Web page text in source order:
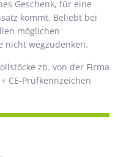
Geschenk, für eine
kommt. Beliebt bei
möglichen
nicht wegzudenken.
zb. von der Firma
CE-Prüfkennzeichen